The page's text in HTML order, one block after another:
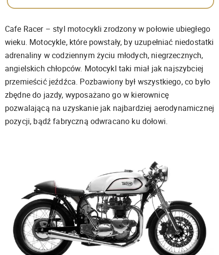
Cafe Racer – styl motocykli zrodzony w połowie ubiegłego
wieku. Motocykle, które powstały, by uzupełniać niedostatki
adrenaliny w codziennym życiu młodych, niegrzecznych,
angielskich chłopców. Motocykl taki miał jak najszybciej
przemieścić jeźdźca. Pozbawiony był wszystkiego, co było
zbędne do jazdy, wyposażano go w kierownicę
pozwalającą na uzyskanie jak najbardziej aerodynamicznej
pozycji, bądź fabryczną odwracano ku dołowi.